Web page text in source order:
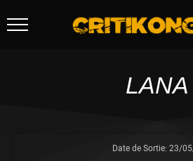
LANA
Date de Sortie: 23/